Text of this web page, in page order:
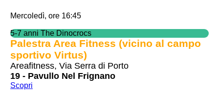
Mercoledì, ore 16:45
5-7 anni The Dinocrocs
Palestra Area Fitness (vicino al campo
sportivo Virtus)
Areafitness, Via Serra di Porto
19 - Pavullo Nel Frignano
Scopri